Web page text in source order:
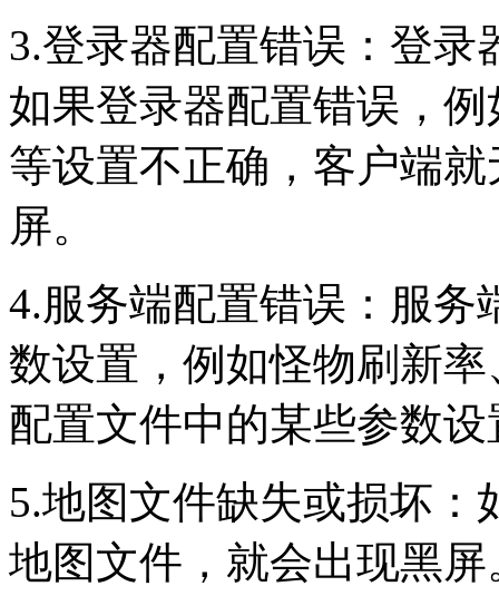
3.登录器配置错误：登
如果登录器配置错误，
等设置不正确，客户端
屏。
4.服务端配置错误：服务
数设置，例如怪物刷新
配置文件中的某些参数
5.地图文件缺失或损坏
地图文件，就会出现黑